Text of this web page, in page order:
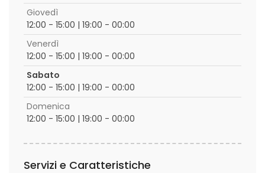
Giovedì
12:00 - 15:00 | 19:00 - 00:00
Venerdì
12:00 - 15:00 | 19:00 - 00:00
Sabato
12:00 - 15:00 | 19:00 - 00:00
Domenica
12:00 - 15:00 | 19:00 - 00:00
Servizi e Caratteristiche